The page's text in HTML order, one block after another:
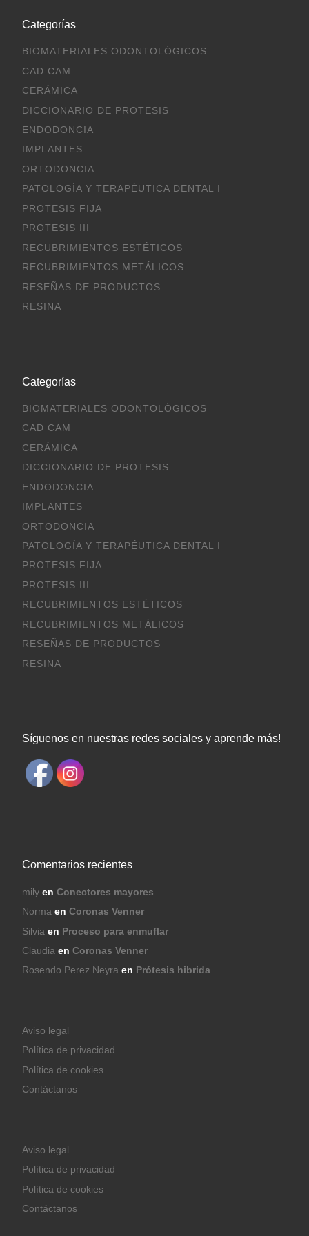
Categorías
BIOMATERIALES ODONTOLÓGICOS
CAD CAM
CERÁMICA
DICCIONARIO DE PROTESIS
ENDODONCIA
IMPLANTES
ORTODONCIA
PATOLOGÍA Y TERAPÉUTICA DENTAL I
PROTESIS FIJA
PROTESIS III
RECUBRIMIENTOS ESTÉTICOS
RECUBRIMIENTOS METÁLICOS
RESEÑAS DE PRODUCTOS
RESINA
Categorías
BIOMATERIALES ODONTOLÓGICOS
CAD CAM
CERÁMICA
DICCIONARIO DE PROTESIS
ENDODONCIA
IMPLANTES
ORTODONCIA
PATOLOGÍA Y TERAPÉUTICA DENTAL I
PROTESIS FIJA
PROTESIS III
RECUBRIMIENTOS ESTÉTICOS
RECUBRIMIENTOS METÁLICOS
RESEÑAS DE PRODUCTOS
RESINA
Síguenos en nuestras redes sociales y aprende más!
Comentarios recientes
milyen Conectores mayores
Normaen Coronas Venner
Silvia en Proceso para enmuflar
Claudia en Coronas Venner
Rosendo Perez Neyraen Prótesis hibrida
Aviso legal
Política de privacidad
Política de cookies
Contáctanos
Aviso legal
Política de privacidad
Política de cookies
Contáctanos